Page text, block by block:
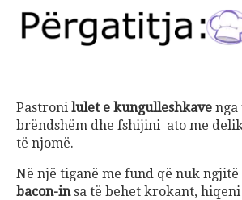
Pastroni lulet e kungulleshkave
brëndshëm dhe fshijini ato me
të njomë.
Në një tiganë me fund që nuk
bacon-insa të behet krokant,